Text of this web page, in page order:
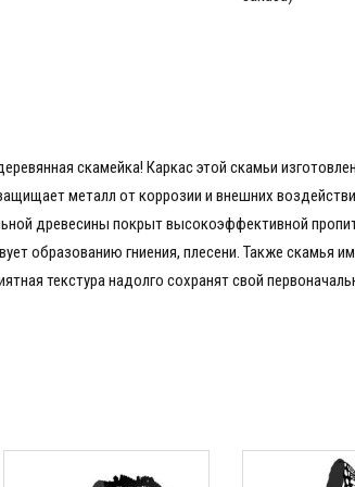
скамейка! Каркас этой скамьи
металл от коррозии и внешних
древесины покрыт высокоэффективной
образованию гниения, плесени. Также
текстура надолго сохранят свой